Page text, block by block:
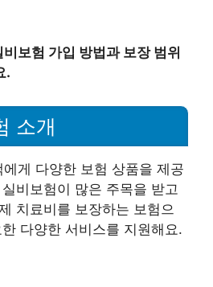
보험 가입 방법과 보장 범위
.
소개
게 다양한 보험 상품을 제공
비보험이 많은 주목을 받고
치료비를 보장하는 보험으
다양한 서비스를 지원해요.